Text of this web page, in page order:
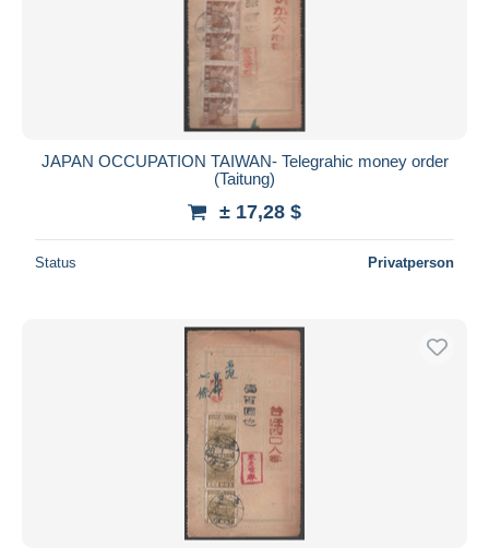
JAPAN OCCUPATION TAIWAN- Telegrahic money order
(Taitung)
± 17,28 $
Status Privatperson